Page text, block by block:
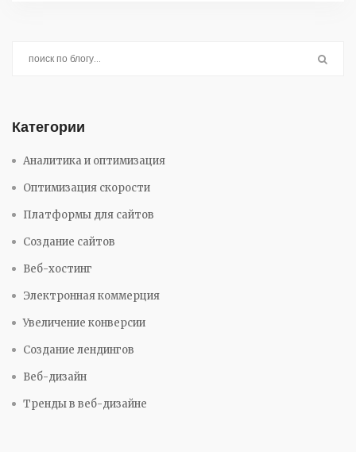
Категории
Аналитика и оптимизация
Оптимизация скорости
Платформы для сайтов
Создание сайтов
Веб-хостинг
Электронная коммерция
Увеличение конверсии
Создание лендингов
Веб-дизайн
Тренды в веб-дизайне